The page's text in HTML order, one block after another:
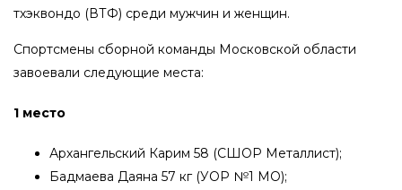
тхэквондо (ВТФ) среди мужчин и женщин.
Спортсмены сборной команды Московской области
завоевали следующие места:
1 место
Архангельский Карим 58 (СШОР Металлист);
Бадмаева Даяна 57 кг (УОР №1 МО);